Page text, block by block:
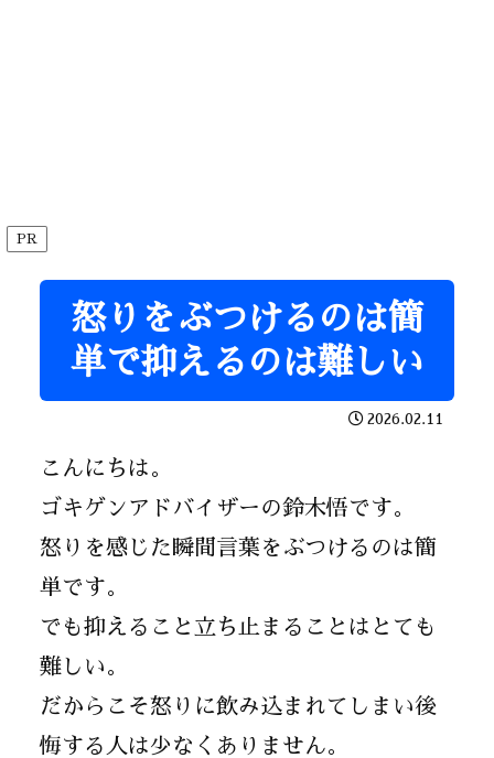
PR
怒りをぶつけるのは簡
単で抑えるのは難しい
2026.02.11
こんにちは。
ゴキゲンアドバイザーの鈴木悟です。
怒りを感じた瞬間言葉をぶつけるのは簡
単です。
でも抑えること立ち止まることはとても
難しい。
だからこそ怒りに飲み込まれてしまい後
悔する人は少なくありません。